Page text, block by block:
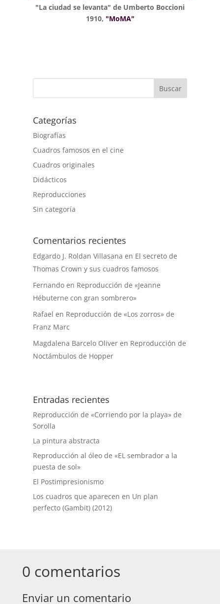
"La ciudad se levanta" de Umberto Boccioni
1910, "MoMA"
Buscar
Categorías
Biografías
Cuadros famosos en el cine
Cuadros originales
Didácticos
Reproducciones
Sin categoría
Comentarios recientes
Edgardo J. Roldan Villasana en El secreto de
Thomas Crown y sus cuadros famosos
Fernando en Reproducción de «Jeanne
Hébuterne con gran sombrero»
Rafael en Reproducción de «Los zorros» de
Franz Marc
Magdalena Barcelo Oliver en Reproducción de
Noctámbulos de Hopper
Entradas recientes
Reproducción de «Corriendo por la playa» de
Sorolla
La pintura abstracta
Reproducción al óleo de «EL sembrador a la
puesta de sol»
El Postimpresionismo
Los cuadros que aparecen en Un plan
perfecto (Gambit) (2012)
0 comentarios
Enviar un comentario